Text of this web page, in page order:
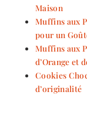
Maison
Muffins aux
pour un
Muffins aux
d’Orange et
Cookies
d’originalité